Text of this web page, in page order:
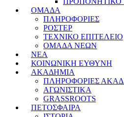
ΟΜΑΔΑ
ΠΛΗΡΟΦΟΡΙΕΣ
ΡΟΣΤΕΡ
ΤΕΧΝΙΚΟ ΕΠΙΤΕΛΕΙΟ
ΟΜΑΔΑ ΝΕΩΝ
ΝΕΑ
ΚΟΙΝΩΝΙΚΗ ΕΥΘΥΝΗ
ΑΚΑΔΗΜΙΑ
ΠΛΗΡΟΦΟΡΙΕΣ
ΑΓΩΝΙΣΤΙΚΑ
GRASSROOTS
ΠΕΤΟΣΦΑΙΡΑ